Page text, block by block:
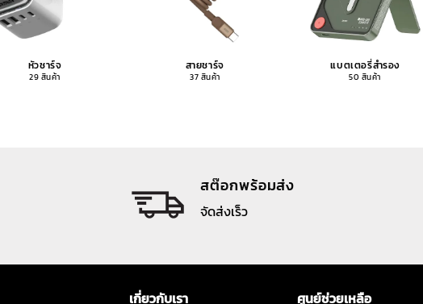
หัวชาร์จ
29 สินค้า
สายชาร์จ
37 สินค้า
แบตเตอรี่สำรอง
50 สินค้า
สต๊อกพร้อมส่ง
จัดส่งเร็ว
เกี่ยวกับเรา ศูนย์ช่วยเหลือ